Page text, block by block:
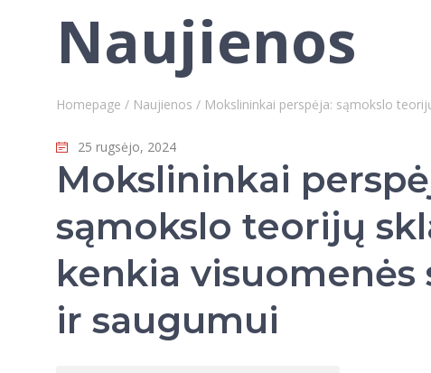
Naujienos
Homepage / Naujienos / Mokslininkai perspėja: sąmokslo
25 rugsėjo, 2024
Mokslininkai
sąmokslo teorijų
kenkia visuomenės
ir saugumui